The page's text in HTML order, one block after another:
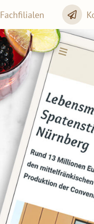
Fachfilialen